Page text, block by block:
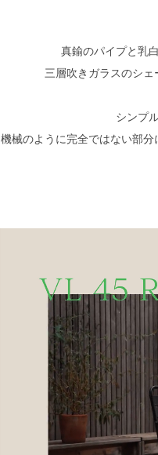
真鍮のパイプと乳
三層吹きガラスのシェ
シンプ
機械のように完全ではない部